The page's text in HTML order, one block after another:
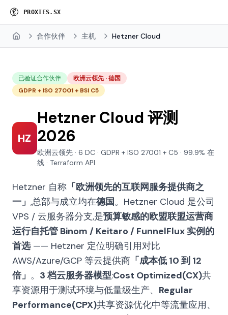
PROXI ES. SX
Home 合作伙伴 主机 Hetzner Cloud
已验证合作伙伴
欧洲云领先 · 德国
GDPR + ISO 27001 + BSI C5
HZ
Hetzner Cloud 评测
2026
欧洲云领先 · 6 DC · GDPR + ISO 27001 + C5 · 99.9% 在
线 · Terraform API
Hetzner 自称 「欧洲领先的互联网服务提供商之
一」 ,总部与成立均在德国。Hetzner Cloud 是公司
VPS / 云服务器分支,是预算敏感的欧盟联盟运营商
运行自托管 Binom / Keitaro / FunnelFlux 实例的
首选—— Hetzner 定位明确引用对比
AWS/Azure/GCP 等云提供商 「成本低 10 到 12
倍」 。 3 档云服务器模型:Cost Optimized(CX)共
享资源用于测试环境与低量级生产、 Regular
Performance(CPX)共享资源优化中等流量应用、